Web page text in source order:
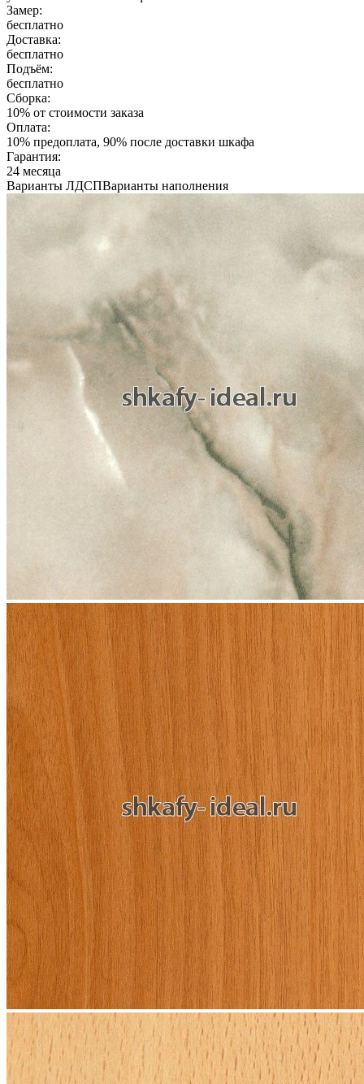
Замер:
бесплатно
Доставка:
бесплатно
Подъём:
бесплатно
Сборка:
10% от стоимости заказа
Оплата:
10% предоплата, 90% после доставки шкафа
Гарантия:
24 месяца
Варианты ЛДСПВарианты наполнения